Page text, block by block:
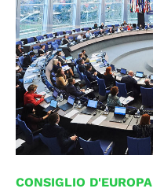
CONSIGLIO D'EUROPA